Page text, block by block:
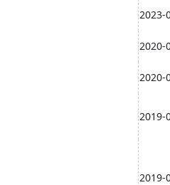
2023-
2020-
2020-
2019-
2019-